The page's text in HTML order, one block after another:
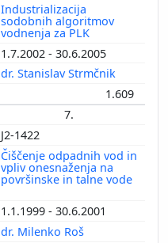
Industrializacija
sodobnih algoritmov
vodnenja za PLK
1.7.2002 - 30.6.2005
dr. Stanislav Strmčnik
1.609
7.
J2-1422
Čiščenje odpadnih vod in
vpliv onesnaženja na
površinske in talne vode
1.1.1999 - 30.6.2001
dr. Milenko Roš